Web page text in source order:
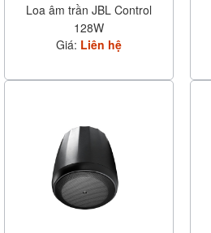
Loa âm trần JBL Control
128W
Giá: Liên hệ